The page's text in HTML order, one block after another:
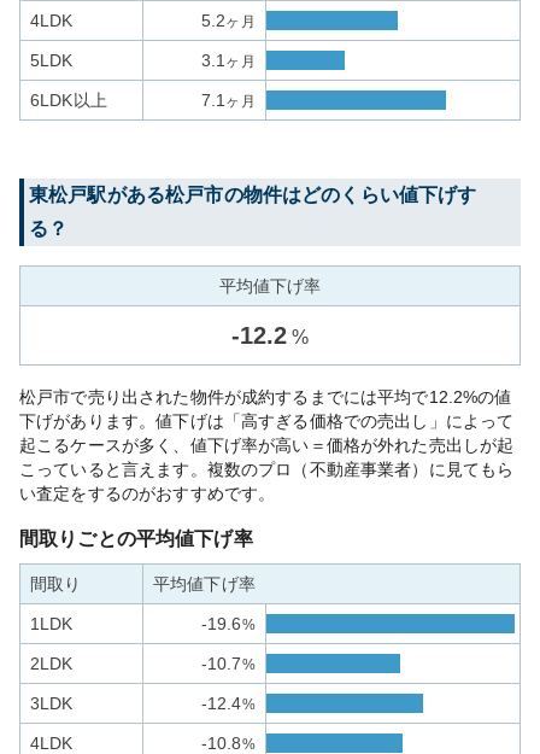
4LDK 5.2ヶ月
5LDK 3.1 ヶ月
6LDK以上 7.1 ヶ月
東松戸駅がある松戸市の物件はどのくらい値下げす
る？
平均値下げ率
-12.2 %
松戸市で売り出された物件が成約するまでには平均で12.2%の値
下げがあります。値下げは「高すぎる価格での売出し」によって
起こるケースが多く、値下げ率が高い＝価格が外れた売出しが起
こっていると言えます。複数のプロ（不動産事業者）に見てもら
い査定をするのがおすすめです。
間取りごとの平均値下げ率
間取り 平均値下げ率
1LDK -19.6%
2LDK -10.7%
3LDK -12.4%
4LDK -10.8%